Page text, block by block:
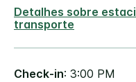
Detalhes sobre
transporte
Check-in: 3:00 PM